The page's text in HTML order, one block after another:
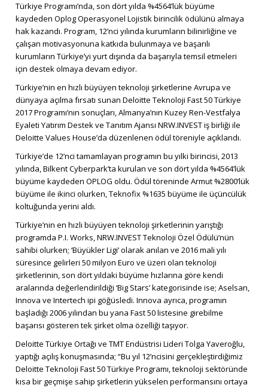
Türkiye Programı’nda, son dört yılda %4564’lük büyüme
kaydeden Oplog Operasyonel Lojistik birincilik ödülünü almaya
hak kazandı. Program, 12’nci yılında kurumların bilinirliğine ve
çalışan motivasyonuna katkıda bulunmaya ve başarılı
kurumların Türkiye’yi yurt dışında da başarıyla temsil etmeleri
için destek olmaya devam ediyor.
Türkiye’nin en hızlı büyüyen teknoloji şirketlerine Avrupa ve
dünyaya açılma fırsatı sunan Deloitte Teknoloji Fast 50 Türkiye
2017 Programı’nın sonuçları, Almanya’nın Kuzey Ren-Vestfalya
Eyaleti Yatırım Destek ve Tanıtım Ajansı NRW.INVEST iş birliği ile
Deloitte Values House’da düzenlenen ödül töreniyle açıklandı.
Türkiye’de 12’nci tamamlayan programın bu yılki birincisi, 2013
yılında, Bilkent Cyberpark’ta kurulan ve son dört yılda %4564’lük
büyüme kaydeden OPLOG oldu. Ödül töreninde Armut %2800’lük
büyüme ile ikinci olurken, Teknofix %1635 büyüme ile üçüncülük
koltuğunda yerini aldı.
Türkiye’nin en hızlı büyüyen teknoloji şirketlerinin yarıştığı
programda P.I. Works, NRW.INVEST Teknoloji Özel Ödülü’nün
sahibi olurken; ‘Büyükler Ligi’ olarak anılan ve 2016 mali yılı
süresince gelirleri 50 milyon Euro ve üzeri olan teknoloji
şirketlerinin, son dört yıldaki büyüme hızlarına göre kendi
aralarında değerlendirildiği ‘Big Stars’ kategorisinde ise; Aselsan,
Innova ve Intertech ipi göğüsledi. Innova ayrıca, programın
başladığı 2006 yılından bu yana Fast 50 listesine girebilme
başarısı gösteren tek şirket olma özelliği taşıyor.
Deloitte Türkiye Ortağı ve TMT Endüstrisi Lideri Tolga Yaveroğlu,
yaptığı açılış konuşmasında; “Bu yıl 12’ncisini gerçekleştirdiğimiz
Deloitte Teknoloji Fast 50 Türkiye Programı, teknoloji sektöründe
kısa bir geçmişe sahip şirketlerin yükselen performansını ortaya